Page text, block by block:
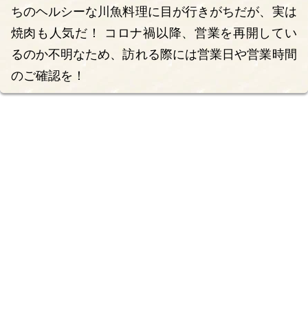
ちのヘルシーな川魚料理に目が行きがちだが、実は
焼肉も人気だ！ コロナ禍以降、営業を再開してい
るのか不明なため、訪れる際には営業日や営業時間
のご確認を！